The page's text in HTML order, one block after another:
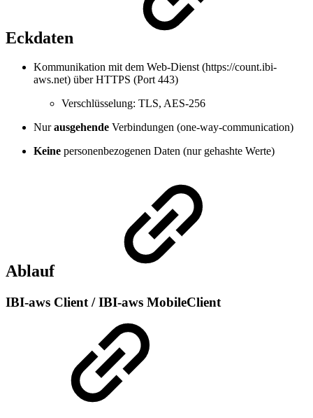
Eckdaten
Kommunikation mit dem Web-Dienst (https://count.ibi-
aws.net) über HTTPS (Port 443)
Verschlüsselung: TLS, AES-256
Nurausgehende Verbindungen (one-way-communication)
Keine personenbezogenen Daten (nur gehashte Werte)
Ablauf
IBI-aws Client / IBI-aws MobileClient